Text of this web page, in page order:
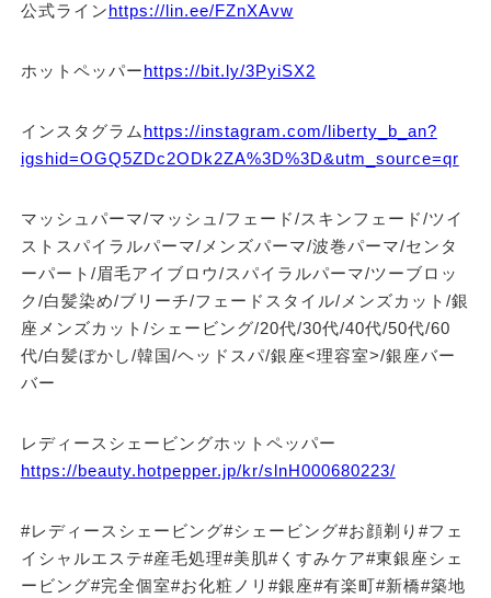
公式ラインhttps://lin.ee/FZnXAvw
ホットペッパーhttps://bit.ly/3PyiSX2
インスタグラムhttps://instagram.com/liberty_b_an?
igshid=OGQ5ZDc2ODk2ZA%3D%3D&utm_source=qr
マッシュパーマ/マッシュ/フェード/スキンフェード/ツイ
ストスパイラルパーマ/メンズパーマ/波巻パーマ/センタ
ーパート/眉毛アイブロウ/スパイラルパーマ/ツーブロッ
ク/白髪染め/ブリーチ/フェードスタイル/メンズカット/銀
座メンズカット/シェービング/20代/30代/40代/50代/60
代/白髪ぼかし/韓国/ヘッドスパ/銀座<理容室>/銀座バー
バー
レディースシェービングホットペッパー
https://beauty.hotpepper.jp/kr/slnH000680223/
#レディースシェービング#シェービング#お顔剃り#フェ
イシャルエステ#産毛処理#美肌#くすみケア#東銀座シェ
ービング#完全個室#お化粧ノリ#銀座#有楽町#新橋#築地